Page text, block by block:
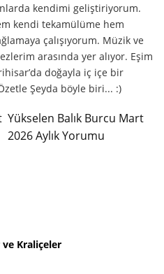
kendimi geliştiriyorum.
kendi tekamülüme hem
çalışıyorum. Müzik ve
arasında yer alıyor. Eşim
doğayla iç içe bir
Şeyda böyle biri... :)
Yükselen Balık Burcu Mart
2026 Aylık Yorumu
Kraliçeler